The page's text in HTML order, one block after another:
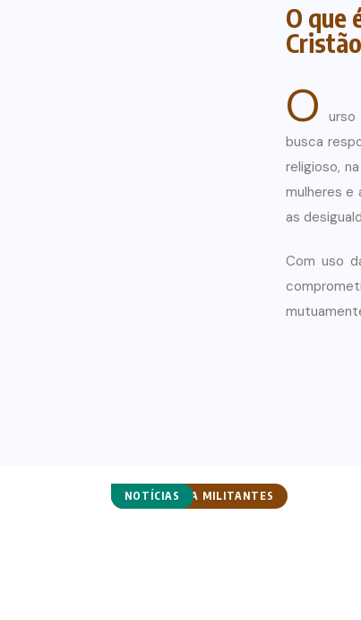
O que
O urso
busca
religioso,
mulheres e
as
Com uso
CURSO PARA MILITANTES
CURSOS
NOTÍCIAS